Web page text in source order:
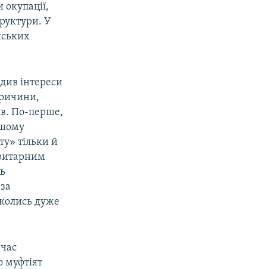
У
інтереси
По-перше,
тільки й
дуже
муфтіят